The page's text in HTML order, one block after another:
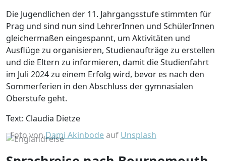
Die Jugendlichen der 11. Jahrgangsstufe stimmten für
Prag und sind nun sind LehrerInnen und SchülerInnen
gleichermaßen eingespannt, um Aktivitäten und
Ausflüge zu organisieren, Studienaufträge zu erstellen
und die Eltern zu informieren, damit die Studienfahrt
im Juli 2024 zu einem Erfolg wird, bevor es nach den
Sommerferien in den Abschluss der gymnasialen
Oberstufe geht.
Text: Claudia Dietze
Foto vonDami Akinbodeauf Unsplash